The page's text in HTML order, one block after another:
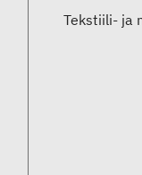
Tekstiili- ja